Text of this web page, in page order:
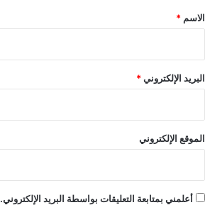
*
الاسم *
البريد الإلكتروني*
الموقع الإلكتروني
أعلمني بمتابعة التعليقات بواسطة البريد الإلكتروني.